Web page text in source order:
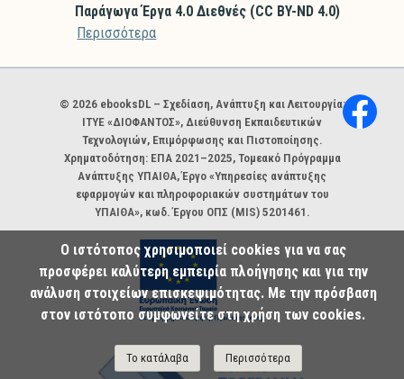
Παράγωγα Έργα 4.0 Διεθνές (CC BY-ND 4.0)
Περισσότερα
Χορηγοί και φορείς
© 2026 ebooksDL – Σχεδίαση, Ανάπτυξη και Λειτουργία:
ΙΤΥΕ «ΔΙΟΦΑΝΤΟΣ», Διεύθυνση Εκπαιδευτικών
Τεχνολογιών, Επιμόρφωσης και Πιστοποίησης.
Χρηματοδότηση: ΕΠΑ 2021–2025, Τομεακό Πρόγραμμα
Ανάπτυξης ΥΠΑΙΘΑ, Έργο «Υπηρεσίες ανάπτυξης
εφαρμογών και πληροφοριακών συστημάτων του
ΥΠΑΙΘΑ», κωδ. Έργου ΟΠΣ (MIS) 5201461.
Ο ιστότοπος χρησιμοποιεί cookies για να σας
προσφέρει καλύτερη εμπειρία πλοήγησης και για την
ανάλυση στοιχείων επισκεψιμότητας. Με την πρόσβαση
στον ιστότοπο συμφωνείτε στη χρήση των cookies.
Το κατάλαβα Περισσότερα